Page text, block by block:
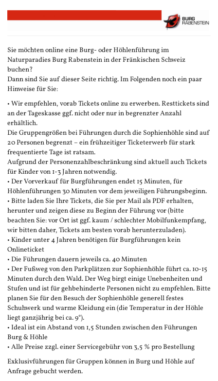
Zum
Haupt-
Sie möchten online eine Burg- oder Höhlenführung im
Naturparadies Burg Rabenstein in der Fränkischen Schweiz
buchen?
Dann sind Sie auf dieser Seite richtig. Im Folgenden noch ein paar
Hinweise für Sie:
• Wir empfehlen, vorab Tickets online zu erwerben. Resttickets sind
an der Tageskasse ggf. nicht oder nur in begrenzter Anzahl
erhältlich.
Die Gruppengrößen bei Führungen durch die Sophienhöhle sind auf
20 Personen begrenzt – ein frühzeitiger Ticketerwerb für stark
frequentierte Tage ist ratsam.
Aufgrund der Personenzahlbeschränkung sind aktuell auch Tickets
für Kinder von 1-3 Jahren notwendig.
• Der Vorverkauf für Burgführungen endet 15 Minuten, für
Höhlenführungen 30 Minuten vor dem jeweiligen Führungsbeginn.
• Bitte laden Sie Ihre Tickets, die Sie per Mail als PDF erhalten,
herunter und zeigen diese zu Beginn der Führung vor (bitte
beachten Sie: vor Ort ist ggf. kaum / schlechter Mobilfunkempfang,
wir bitten daher, Tickets am besten vorab herunterzuladen).
• Kinder unter 4 Jahren benötigen für Burgführungen kein
Onlineticket
• Die Führungen dauern jeweils ca. 40 Minuten
• Der Fußweg von den Parkplätzen zur Sophienhöhle führt ca. 10-15
Minuten durch den Wald. Der Weg birgt einige Unebenheiten und
Stufen und ist für gehbehinderte Personen nicht zu empfehlen. Bitte
planen Sie für den Besuch der Sophienhöhle generell festes
Schuhwerk und warme Kleidung ein (die Temperatur in der Höhle
liegt ganzjährig bei ca. 9°).
• Ideal ist ein Abstand von 1,5 Stunden zwischen den Führungen
Burg & Höhle
• Alle Preise zzgl. einer Servicegebühr von 3,5 % pro Bestellung
Exklusivführungen für Gruppen können in Burg und Höhle auf
Anfrage gebucht werden.